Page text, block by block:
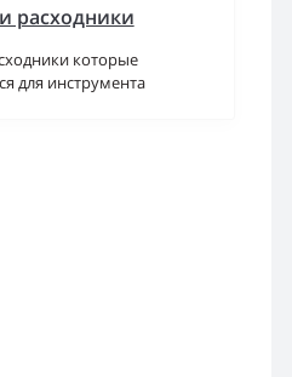
расходники
которые
для инструмента